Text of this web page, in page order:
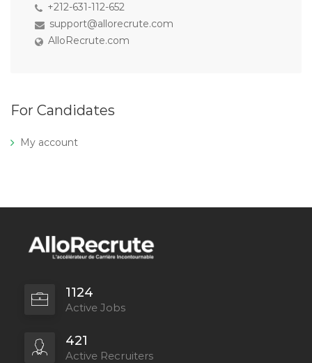
+212-631-112-652
support@allorecrute.com
AlloRecrute.com
For Candidates
My account
1124
Active Jobs
421
Active Recruiters